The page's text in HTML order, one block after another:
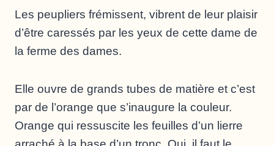
Les peupliers frémissent, vibrent de leur plaisir
d’être caressés par les yeux de cette dame de
la ferme des dames.
Elle ouvre de grands tubes de matière et c’est
par de l’orange que s’inaugure la couleur.
Orange qui ressuscite les feuilles d’un lierre